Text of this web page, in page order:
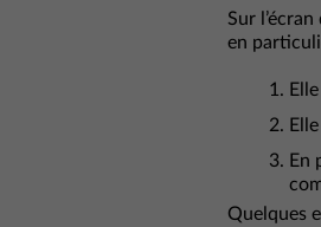
Sur
en
En
Quelques